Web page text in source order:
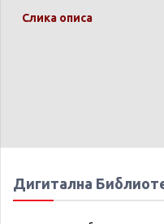
Слика описа
Дигитална